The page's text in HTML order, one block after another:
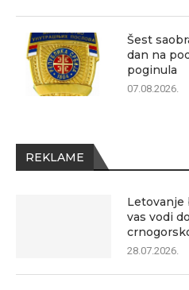
Šest
dan na
poginula
07.08.2026.
REKLAME
Letovanje
vas vodi
28.07.2026.